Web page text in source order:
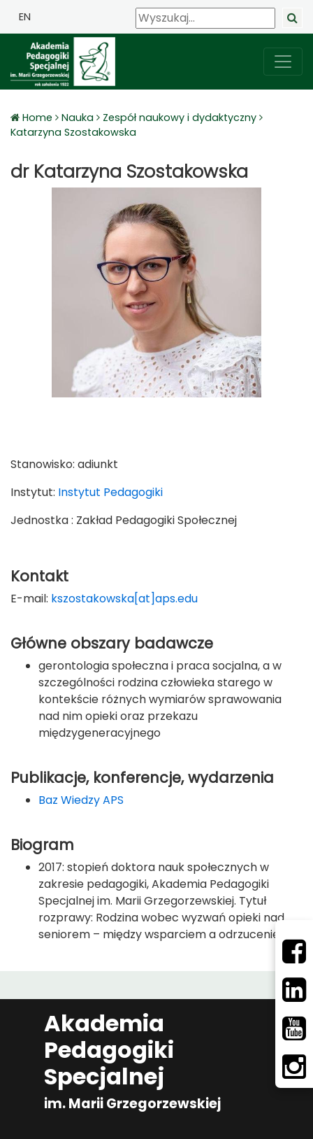
EN
Home Nauka
Zespół naukowy i dydaktyczny
Katarzyna Szostakowska
dr Katarzyna Szostakowska
Stanowisko: adiunkt
Instytut: Instytut Pedagogiki
Jednostka : Zakład Pedagogiki Społecznej
Kontakt
E-mail: kszostakowska[at]aps.edu
Główne obszary badawcze
gerontologia społeczna i praca socjalna, a w
szczególności rodzina człowieka starego w
kontekście różnych wymiarów sprawowania
nad nim opieki oraz przekazu
międzygeneracyjnego
Publikacje, konferencje, wydarzenia
Baz Wiedzy APS
Biogram
2017: stopień doktora nauk społecznych w
zakresie pedagogiki, Akademia Pedagogiki
Specjalnej im. Marii Grzegorzewskiej. Tytuł
rozprawy: Rodzina wobec wyzwań opieki nad
seniorem – między wsparciem a odrzuceniem.
Akademia
Pedagogiki
Specjalnej
im. Marii Grzegorzewskiej